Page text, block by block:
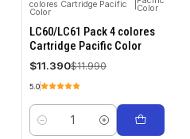
-5%
colores Cartridge Pacific
Color Color
LC60/LC61 Pack 4 colores
Cartridge Pacific Color
$11.390$11.990
5.0
Cantidad